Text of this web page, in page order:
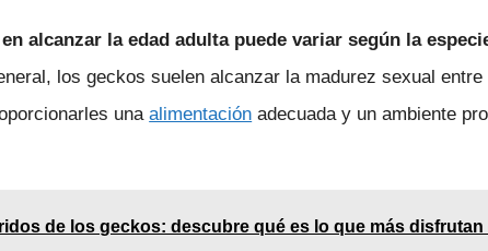
alcanzar la edad adulta puede variar según la
los geckos suelen alcanzar la madurez sexual
unaalimentación adecuada y un ambiente
de los geckos: descubre qué es lo que más